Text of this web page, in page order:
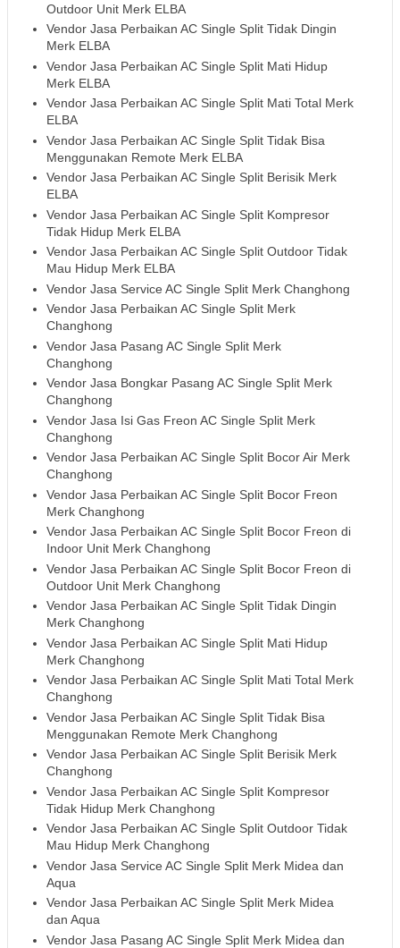
Outdoor Unit Merk ELBA
Vendor Jasa Perbaikan AC Single Split Tidak Dingin
Merk ELBA
Vendor Jasa Perbaikan AC Single Split Mati Hidup
Merk ELBA
Vendor Jasa Perbaikan AC Single Split Mati Total Merk
ELBA
Vendor Jasa Perbaikan AC Single Split Tidak Bisa
Menggunakan Remote Merk ELBA
Vendor Jasa Perbaikan AC Single Split Berisik Merk
ELBA
Vendor Jasa Perbaikan AC Single Split Kompresor
Tidak Hidup Merk ELBA
Vendor Jasa Perbaikan AC Single Split Outdoor Tidak
Mau Hidup Merk ELBA
Vendor Jasa Service AC Single Split Merk Changhong
Vendor Jasa Perbaikan AC Single Split Merk
Changhong
Vendor Jasa Pasang AC Single Split Merk
Changhong
Vendor Jasa Bongkar Pasang AC Single Split Merk
Changhong
Vendor Jasa Isi Gas Freon AC Single Split Merk
Changhong
Vendor Jasa Perbaikan AC Single Split Bocor Air Merk
Changhong
Vendor Jasa Perbaikan AC Single Split Bocor Freon
Merk Changhong
Vendor Jasa Perbaikan AC Single Split Bocor Freon di
Indoor Unit Merk Changhong
Vendor Jasa Perbaikan AC Single Split Bocor Freon di
Outdoor Unit Merk Changhong
Vendor Jasa Perbaikan AC Single Split Tidak Dingin
Merk Changhong
Vendor Jasa Perbaikan AC Single Split Mati Hidup
Merk Changhong
Vendor Jasa Perbaikan AC Single Split Mati Total Merk
Changhong
Vendor Jasa Perbaikan AC Single Split Tidak Bisa
Menggunakan Remote Merk Changhong
Vendor Jasa Perbaikan AC Single Split Berisik Merk
Changhong
Vendor Jasa Perbaikan AC Single Split Kompresor
Tidak Hidup Merk Changhong
Vendor Jasa Perbaikan AC Single Split Outdoor Tidak
Mau Hidup Merk Changhong
Vendor Jasa Service AC Single Split Merk Midea dan
Aqua
Vendor Jasa Perbaikan AC Single Split Merk Midea
dan Aqua
Vendor Jasa Pasang AC Single Split Merk Midea dan